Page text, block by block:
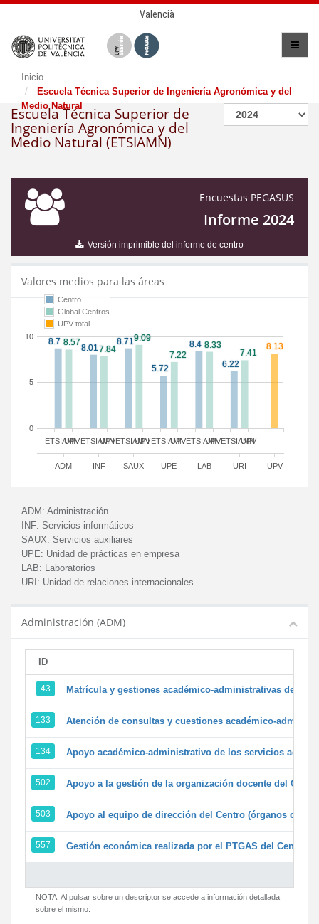
Valencià
Inicio
Escuela Técnica Superior de Ingeniería Agronómica y del
Medio Natural
Escuela Técnica Superior de
Ingeniería Agronómica y del
Medio Natural (ETSIAMN)
Encuestas PEGASUS
Informe 2024
Versión imprimible del informe de centro
Valores medios para las áreas
ETSIAMN ETSIAMNETSIAMN ETSIAMNETSIAMNETSIAMN
UPV UPV UPV UPV UPV UPV
ADM INF SAUX UPE LAB URI UPV
0
5
10
Centro
Global Centros
UPV total
ADM: Administración
INF: Servicios informáticos
SAUX: Servicios auxiliares
UPE: Unidad de prácticas en empresa
LAB: Laboratorios
URI: Unidad de relaciones internacionales
Administración (ADM)
ID
43 Matrícula y gestiones académico-administrativas de la
133 Atención de consultas y cuestiones académico-
134 Apoyo académico-administrativo de los servicios
502 Apoyo a la gestión de la organización docente del
503 Apoyo al equipo de dirección del Centro (órganos
557 Gestión económica realizada por el PTGAS del Centro
NOTA: Al pulsar sobre un descriptor se accede a información detallada
sobre el mismo.